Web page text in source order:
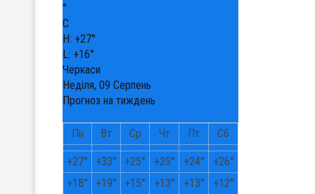
°
C
H: +27°
L: +16°
Черкаси
Неділя, 09 Серпень
Прогноз на тиждень
Пн Вт Ср Чт Пт Сб
+27° +33° +25° +25° +24° +26°
+18° +19° +15° +13° +13° +12°